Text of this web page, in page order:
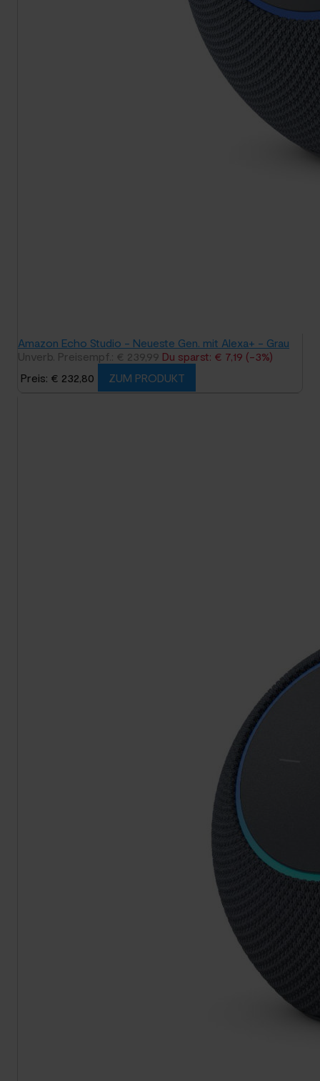
Amazon Echo Studio - Neueste Gen. mit Alexa+ - Grau
Unverb. Preisempf.: € 239,99 Du sparst: € 7,19 (-3%)
Preis: € 232,80
ZUM PRODUKT